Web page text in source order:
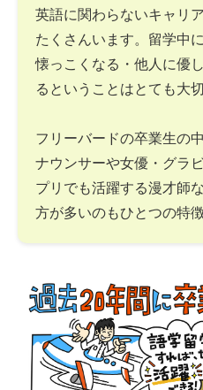
英語に関わらないキャリ
たくさんいます。留学中
懐っこくなる・他人に優
るということはとても大切
フリーバードの卒業生の
ナウンサーや女優・グラ
プリでも活躍する漫才師
方が多いのもひとつの特徴